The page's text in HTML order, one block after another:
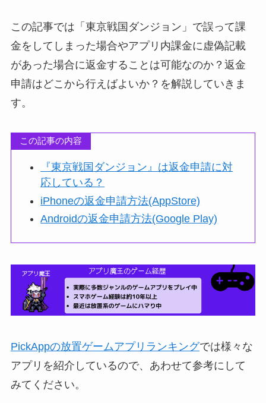
この記事では「東京戦国ダンジョン」で誤って課
金をしてしまった場合やアプリ内課金に虚偽記載
があった場合に返金することは可能なのか？返金
申請はどこから行えばよいか？を解説していきま
す。
この記事の内容
『東京戦国ダンジョン』は返金申請に対
応している？
iPhoneの返金申請方法(AppStore)
Androidの返金申請方法(Google Play)
PickAppの放置ゲームアプリランキングでは様々な
アプリを紹介しているので、あわせて参考にして
みてください。